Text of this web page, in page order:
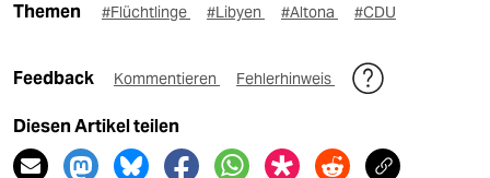
Themen #Flüchtlinge #Libyen #Altona #CDU
Feedback Kommentieren Fehlerhinweis
Diesen Artikel teilen